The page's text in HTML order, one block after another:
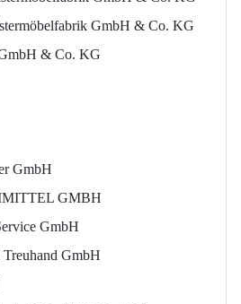
GmbH & Co. KG
& Co. KG
GmbH
GMBH
GmbH
GmbH